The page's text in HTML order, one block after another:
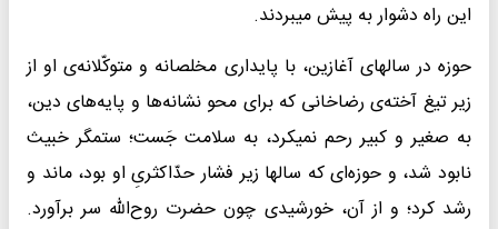
این راه دشوار به پیش میبردند.
حوزه در سالهای آغازین، با پایداری مخلصانه و متوکّلانه‌ی او از
زیر تیغ آخته‌ی رضاخانی که برای محو نشانه‌ها و پایه‌های دین،
به صغیر و کبیر رحم نمیکرد، به سلامت جَست؛ ستمگر خبیث
نابود شد، و حوزه‌ای که سالها زیر فشار حدّاکثریِ او بود، ماند و
رشد کرد؛ و از آن، خورشیدی چون حضرت روح‌الله سر برآورد.